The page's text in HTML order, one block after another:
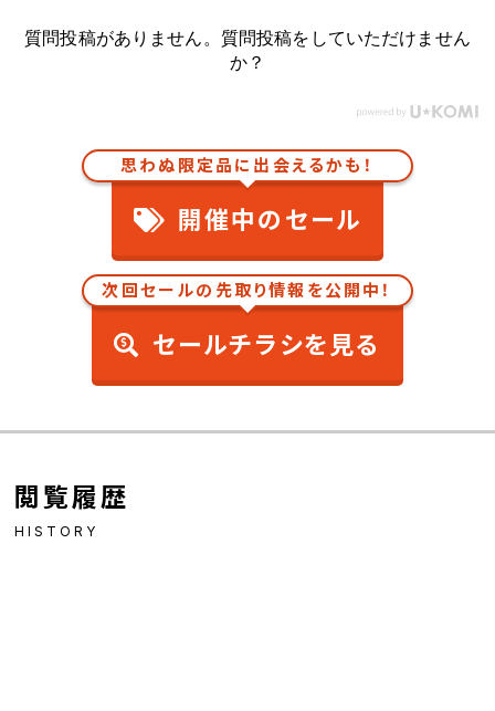
質問投稿がありません。質問投稿をしていただけません
か？
思わぬ限定品に出会えるかも！
開催中のセール
次回セールの先取り情報を公開中！
セールチラシを見る
閲覧履歴
HISTORY